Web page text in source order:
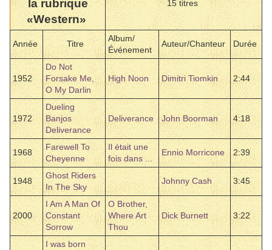
la rubrique
«Western»
15 titres
Année Titre
Album/
Événement
Auteur/Chanteur Durée
1952
Do Not
Forsake Me,
O My Darlin
High Noon Dimitri Tiomkin 2:44
1972
Dueling
Banjos
Deliverance
Deliverance John Boorman 4:18
1968
Farewell To
Cheyenne
Il était une
fois dans ...
Ennio Morricone 2:39
1948
Ghost Riders
In The Sky
Johnny Cash 3:45
2000
I Am A Man Of
Constant
Sorrow
O Brother,
Where Art
Thou
Dick Burnett 3:22
I was born